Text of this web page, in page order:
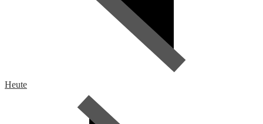
Heute